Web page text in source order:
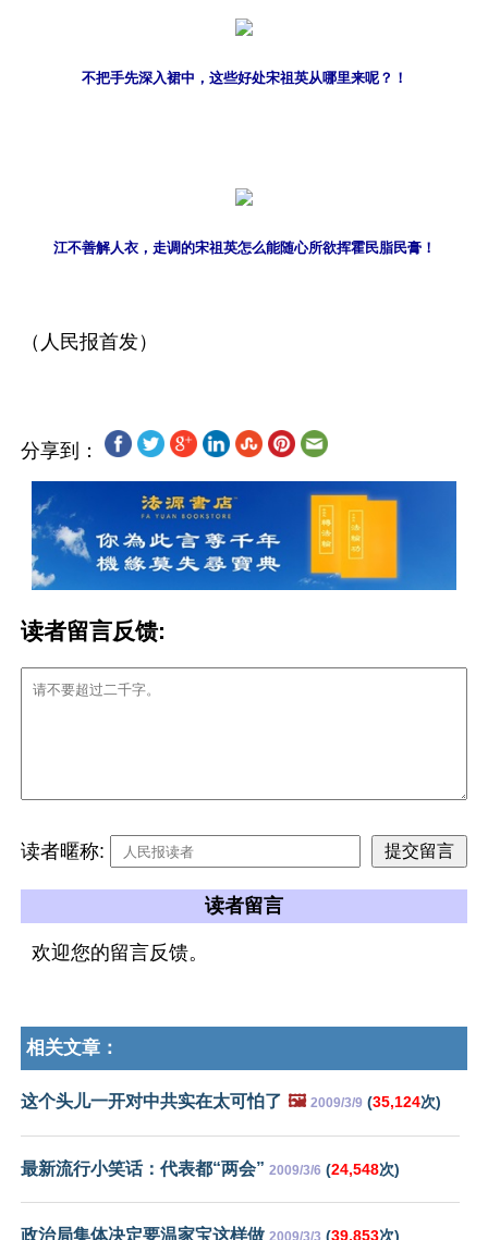
不把手先深入裙中，这些好处宋祖英从哪里来呢？！
江不善解人衣，走调的宋祖英怎么能随心所欲挥霍民脂民膏！
分享到：
读者留言反馈:
读者暱称:
读者留言
欢迎您的留言反馈。
相关文章：
这个头儿一开对中共实在太可怕了 🖼️ 2009/3/9 (35,124次)
最新流行小笑话：代表都“两会” 2009/3/6 (24,548次)
政治局集体决定要温家宝这样做 2009/3/3 (39,853次)